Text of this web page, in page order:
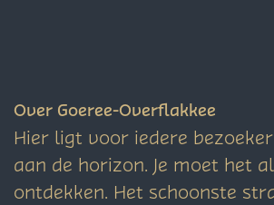
Over Goeree-Overflakkee
Hier ligt voor iedere
aan de horizon. Je moet het
ontdekken. Het schoonste